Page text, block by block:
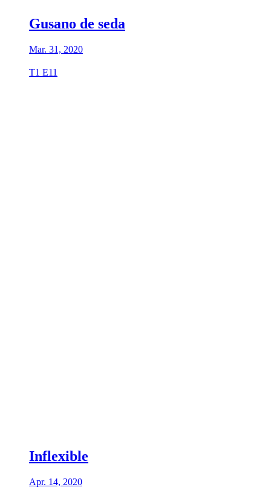
Gusano de seda
Mar. 31, 2020
T1 E11
Inflexible
Apr. 14, 2020